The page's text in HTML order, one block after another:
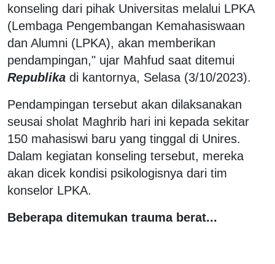
konseling dari pihak Universitas melalui LPKA
(Lembaga Pengembangan Kemahasiswaan
dan Alumni (LPKA), akan memberikan
pendampingan," ujar Mahfud saat ditemui
Republika di kantornya, Selasa (3/10/2023).
Pendampingan tersebut akan dilaksanakan
seusai sholat Maghrib hari ini kepada sekitar
150 mahasiswi baru yang tinggal di Unires.
Dalam kegiatan konseling tersebut, mereka
akan dicek kondisi psikologisnya dari tim
konselor LPKA.
Beberapa ditemukan trauma berat...